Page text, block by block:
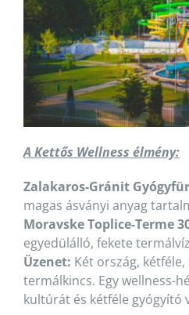
A Kettős Wellness élmény:
Zalakaros-Gránit
magas ásványi anyag
Moravske Toplice-Terme
egyedülálló, fekete
Üzenet: Két ország,
termálkincs. Egy wellness-
kultúrát és kétféle gyógyító